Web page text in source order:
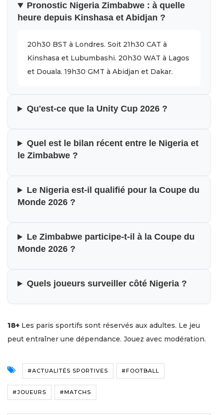
Pronostic Nigeria Zimbabwe : à quelle
heure depuis Kinshasa et Abidjan ?
20h30 BST à Londres. Soit 21h30 CAT à
Kinshasa et Lubumbashi. 20h30 WAT à Lagos
et Douala. 19h30 GMT à Abidjan et Dakar.
Qu'est-ce que la Unity Cup 2026 ?
Quel est le bilan récent entre le Nigeria et
le Zimbabwe ?
Le Nigeria est-il qualifié pour la Coupe du
Monde 2026 ?
Le Zimbabwe participe-t-il à la Coupe du
Monde 2026 ?
Quels joueurs surveiller côté Nigeria ?
18+ Les paris sportifs sont réservés aux adultes. Le jeu
peut entraîner une dépendance. Jouez avec modération.
#ACTUALITÉS SPORTIVES #FOOTBALL
#JOUEURS #MATCHS